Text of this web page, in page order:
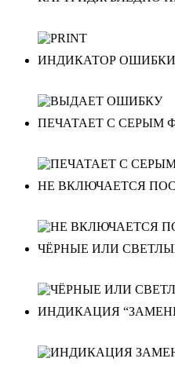
ИНДИКАТОР
ПЕЧАТАЕТ С СЕРЫМ
НЕ ВКЛЮЧАЕТСЯ
ЧЁРНЫЕ ИЛИ
ИНДИКАЦИЯ